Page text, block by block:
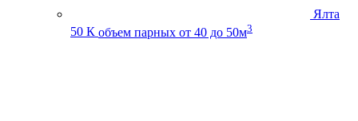
Ялта
50 К объем парных от 40 до 50м3